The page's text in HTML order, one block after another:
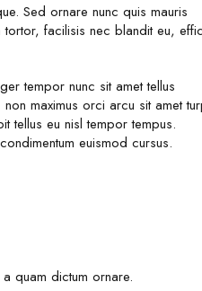
Sed ornare nunc quis mauris
facilisis nec blandit eu,
tempor nunc sit amet tellus
maximus orci arcu sit amet
tellus eu nisl tempor tempus.
euismod cursus.
quam dictum ornare.